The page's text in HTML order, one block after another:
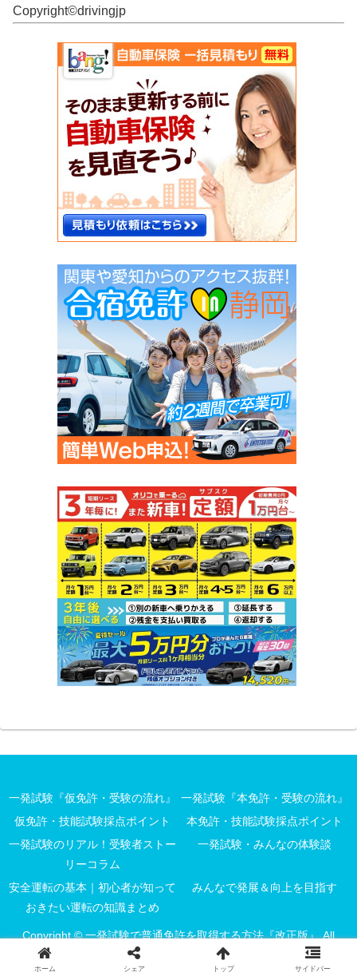
Copyright©︎drivingjp
一発試験『仮免許・受験の流れ』
一発試験『本免許・受験の流れ』
仮免許・技能試験採点ポイント
本免許・技能試験採点ポイント
一発試験のリアル！受験者ストー
リーコラム
一発試験・みんなの体験談
安全運転の基本｜初心者が知って
おきたい運転の知識まとめ
みんなで発展＆向上を目指す
Copyright © 一発試験で普通免許を取得する方法『改正版』 All
Rights Reserved.
ホーム シェア トップ サイドバー